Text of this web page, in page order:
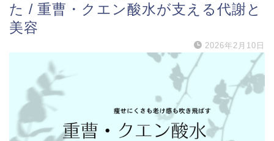
た / 重曹・クエン酸水が支える代謝と
美容
2026年2月10日